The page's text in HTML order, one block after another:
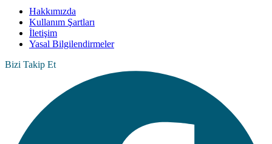
Hakkımızda
Kullanım Şartları
İletişim
Yasal Bilgilendirmeler
Bizi Takip Et